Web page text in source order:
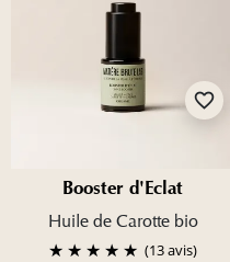
favorite_border
Booster d'Éclat
Huile de Carotte bio
(13 avis)